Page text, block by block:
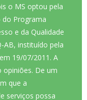
o MS optou pela
Programa
e da Qualidade
AB, instituído pela
19/07/2011. A
opiniões. De um
que a
serviços possa